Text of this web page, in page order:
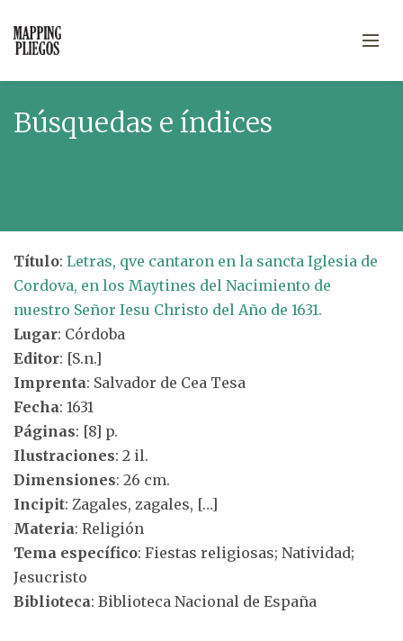
Búsquedas e índices
Título: Letras, qve cantaron en la sancta Iglesia de
Cordova, en los Maytines del Nacimiento de
nuestro Señor Iesu Christo del Año de 1631.
Lugar: Córdoba
Editor: [S.n.]
Imprenta: Salvador de Cea Tesa
Fecha: 1631
Páginas: [8] p.
Ilustraciones: 2 il.
Dimensiones: 26 cm.
Incipit: Zagales, zagales, […]
Materia: Religión
Tema específico: Fiestas religiosas; Natividad;
Jesucristo
Biblioteca: Biblioteca Nacional de España